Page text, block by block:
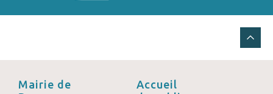
Mairie de
Accueil